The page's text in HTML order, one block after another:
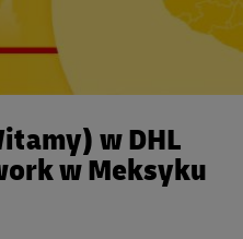
w DHL
w Meksyku